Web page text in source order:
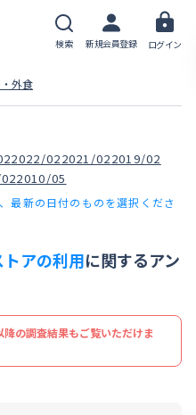
検索 新規会員登録 ログイン
外食
2022/022021/022019/02
2010/05
最新の日付のものを選択くださ
アの利用に関するアン
の調査結果もご覧いただけま